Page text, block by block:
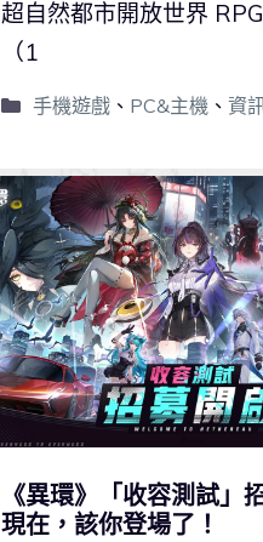
超自然都市開放世界
（1
手機遊戲、 PC&主機、 資
《異環》「收容測試」
現在，該你登場了！